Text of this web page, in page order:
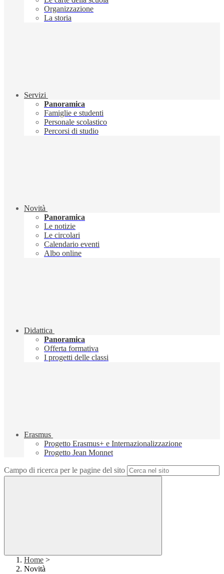
Organizzazione
La storia
Servizi
Panoramica
Famiglie e studenti
Personale scolastico
Percorsi di studio
Novità
Panoramica
Le notizie
Le circolari
Calendario eventi
Albo online
Didattica
Panoramica
Offerta formativa
I progetti delle classi
Erasmus
Progetto Erasmus+ e Internazionalizzazione
Progetto Jean Monnet
Campo di ricerca per le pagine del sito
Home >
Novità